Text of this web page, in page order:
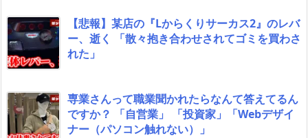
【悲報】某店の『Lからくりサーカス2』のレバ
ー、逝く 「散々抱き合わせされてゴミを買わさ
れた」
専業さんって職業聞かれたらなんて答えてるん
ですか？ 「自営業」 「投資家」「Webデザイ
ナー（パソコン触れない）」